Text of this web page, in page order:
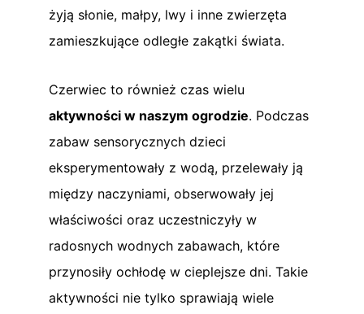
żyją słonie, małpy, lwy i inne zwierzęta
zamieszkujące odległe zakątki świata.
Czerwiec to również czas wielu
aktywności w naszym ogrodzie. Podczas
zabaw sensorycznych dzieci
eksperymentowały z wodą, przelewały ją
między naczyniami, obserwowały jej
właściwości oraz uczestniczyły w
radosnych wodnych zabawach, które
przynosiły ochłodę w cieplejsze dni. Takie
aktywności nie tylko sprawiają wiele